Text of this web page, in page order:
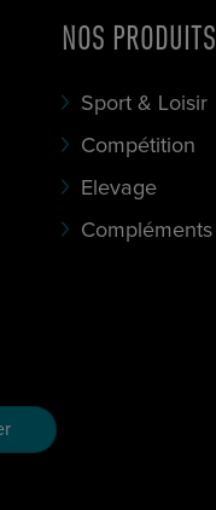
NOS PRODUITS
Sport & Loisir
Compétition
Elevage
Compléments